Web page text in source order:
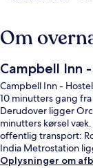
Om
Campbell Inn
Campbell Inn -
10 minutters gang
Derudover ligger
minutters kørsel
offentlig transport:
India Metrostation
Oplysninger om